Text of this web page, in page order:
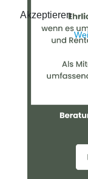
Akzeptieren